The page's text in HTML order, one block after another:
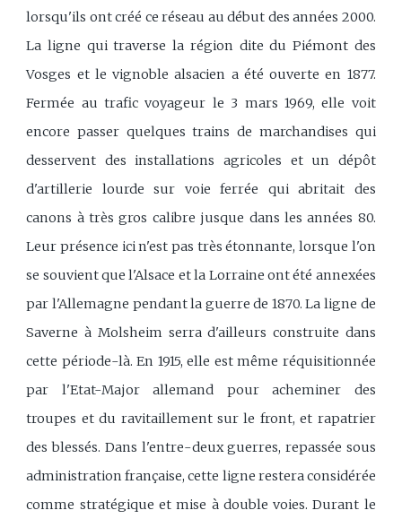
lorsqu'ils ont créé ce réseau au début des années 2000.
La ligne qui traverse la région dite du Piémont des
Vosges et le vignoble alsacien a été ouverte en 1877.
Fermée au trafic voyageur le 3 mars 1969, elle voit
encore passer quelques trains de marchandises qui
desservent des installations agricoles et un dépôt
d'artillerie lourde sur voie ferrée qui abritait des
canons à très gros calibre jusque dans les années 80.
Leur présence ici n'est pas très étonnante, lorsque l'on
se souvient que l'Alsace et la Lorraine ont été annexées
par l'Allemagne pendant la guerre de 1870. La ligne de
Saverne à Molsheim serra d'ailleurs construite dans
cette période-là. En 1915, elle est même réquisitionnée
par l'Etat-Major allemand pour acheminer des
troupes et du ravitaillement sur le front, et rapatrier
des blessés. Dans l'entre-deux guerres, repassée sous
administration française, cette ligne restera considérée
comme stratégique et mise à double voies. Durant le